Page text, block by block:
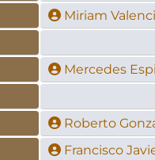
Miriam
Mercedes
Roberto
Francisco